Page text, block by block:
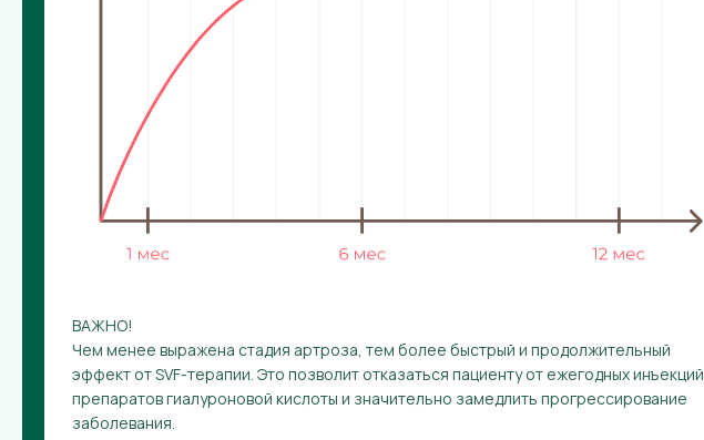
ВАЖНО!
Чем менее выражена стадия артроза, тем более быстрый и продолжительный
эффект от SVF-терапии. Это позволит отказаться пациенту от ежегодных инъекций
препаратов гиалуроновой кислоты и значительно замедлить прогрессирование
заболевания.